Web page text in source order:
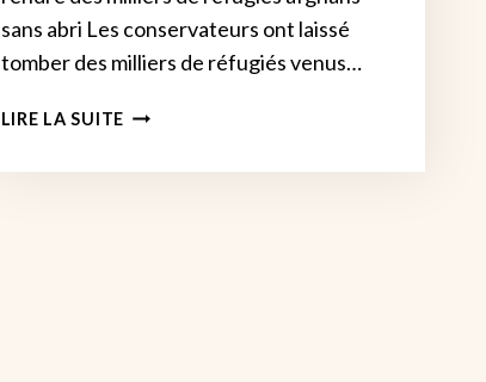
sans abri Les conservateurs ont laissé
tomber des milliers de réfugiés venus…
LIRE LA SUITE LES
TOURNENT